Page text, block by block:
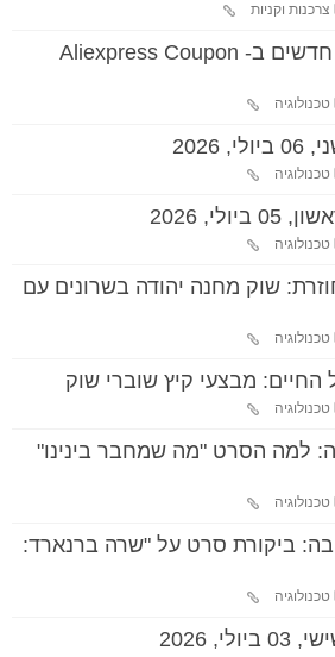
צרכנות וקניות
קודי הנחות ומבצעים חדשים ב- Aliexpress Coupon
טכנולוגיה
2026
טכנולוגיה
2026
טכנולוגיה
שוק מחנה יהודה בשרונים עם
טכנולוגיה
טכנולוגיה
למה הסרט "מה שמחבר בינינו"
טכנולוגיה
ביקורת סרט על "שרה ברנארד:
טכנולוגיה
2026